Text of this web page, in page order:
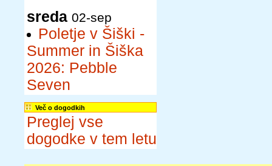
sreda 02-sep
Poletje v Šiški -
Summer in Šiška
2026: Pebble
Seven
Več o dogodkih
Preglej vse
dogodke v tem letu